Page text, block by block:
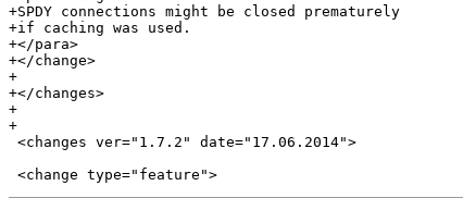
+SPDY connections might be closed prematurely
+if caching was used.
+</para>
+</change>
+
+</changes>
+
+